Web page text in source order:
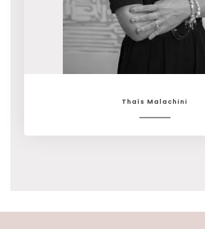
Thaís Malachini